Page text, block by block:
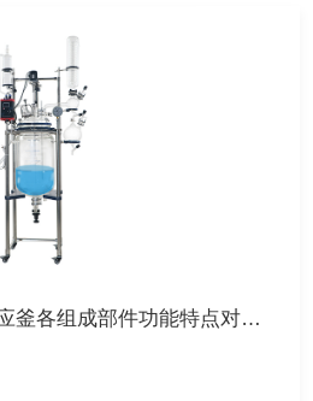
掌握标准双层玻璃反应釜各组成部件功能特点对提升实验重复性有重要意义